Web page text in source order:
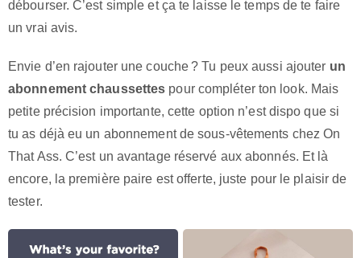
débourser. C’est simple et ça te laisse le temps de te faire
un vrai avis.
Envie d’en rajouter une couche ? Tu peux aussi ajouter un
abonnement chaussettes pour compléter ton look. Mais
petite précision importante, cette option n’est dispo que si
tu as déjà eu un abonnement de sous-vêtements chez On
That Ass. C’est un avantage réservé aux abonnés. Et là
encore, la première paire est offerte, juste pour le plaisir de
tester.